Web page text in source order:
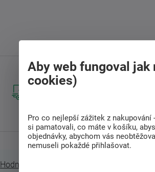
Doprava
ZDARMA
Hodnocení (0)
Aby web fungoval jak
cookies)
Pro co nejlepší zážitek z nakupování
si pamatovali, co máte v košíku,
objednávky, abychom vás
nemuseli pokaždé přihlašovat.